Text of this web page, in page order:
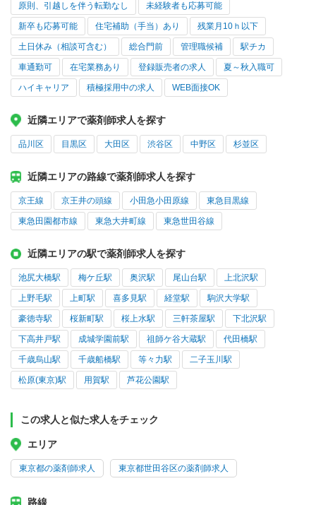
原則、引越しを伴う転勤なし 未経験者も応募可能
新卒も応募可能 住宅補助（手当）あり 残業月10ｈ以下
土日休み（相談可含む） 総合門前 管理職候補 駅チカ
車通勤可 在宅業務あり 登録販売者の求人 夏～秋入職可
ハイキャリア 積極採用中の求人 WEB面接OK
近隣エリアで薬剤師求人を探す
品川区 目黒区 大田区 渋谷区 中野区 杉並区
近隣エリアの路線で薬剤師求人を探す
京王線 京王井の頭線 小田急小田原線 東急目黒線
東急田園都市線 東急大井町線 東急世田谷線
近隣エリアの駅で薬剤師求人を探す
池尻大橋駅 梅ケ丘駅 奥沢駅 尾山台駅 上北沢駅
上野毛駅 上町駅 喜多見駅 経堂駅 駒沢大学駅
豪徳寺駅 桜新町駅 桜上水駅 三軒茶屋駅 下北沢駅
下高井戸駅 成城学園前駅 祖師ケ谷大蔵駅 代田橋駅
千歳烏山駅 千歳船橋駅 等々力駅 二子玉川駅
松原(東京)駅 用賀駅 芦花公園駅
この求人と似た求人をチェック
エリア
東京都の薬剤師求人 東京都世田谷区の薬剤師求人
路線